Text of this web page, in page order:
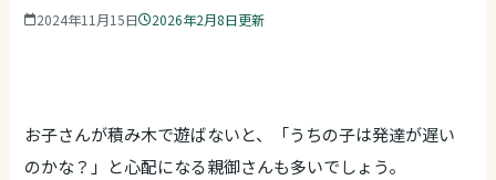
2024年11月15日 2026年2月8日更新
お子さんが積み木で遊ばないと、「うちの子は発達が遅い
のかな？」と心配になる親御さんも多いでしょう。